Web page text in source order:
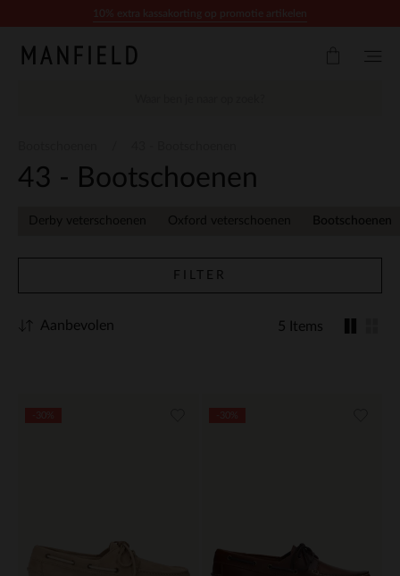
43 - Bootschoenen
Derby veterschoenen Oxford veterschoenen Bootschoenen
FILTER
5 Items
Aanbevolen